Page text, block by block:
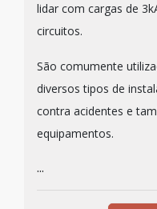
lidar com cargas de
circuitos.
São comumente
diversos tipos de
contra acidentes e
equipamentos.
...